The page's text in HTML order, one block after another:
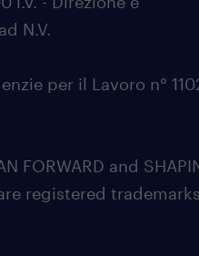
N.V.
per il Lavoro n°
FORWARD and
registered